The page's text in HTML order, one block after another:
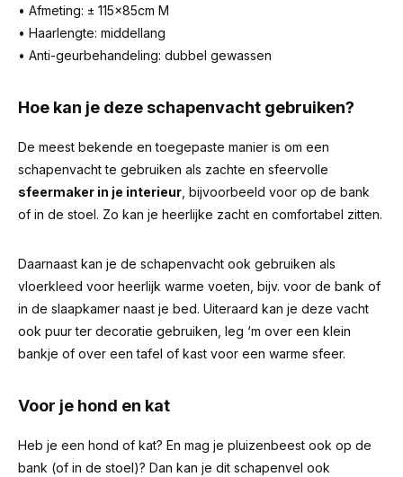
• Afmeting: ± 115x85cm M
• Haarlengte: middellang
• Anti-geurbehandeling: dubbel gewassen
Hoe kan je deze schapenvacht gebruiken?
De meest bekende en toegepaste manier is om een
schapenvacht te gebruiken als zachte en sfeervolle
sfeermaker in je interieur , bijvoorbeeld voor op de bank
of in de stoel. Zo kan je heerlijke zacht en comfortabel zitten.
Daarnaast kan je de schapenvacht ook gebruiken als
vloerkleed voor heerlijk warme voeten, bijv. voor de bank of
in de slaapkamer naast je bed. Uiteraard kan je deze vacht
ook puur ter decoratie gebruiken, leg ‘m over een klein
bankje of over een tafel of kast voor een warme sfeer.
Voor je hond en kat
Heb je een hond of kat? En mag je pluizenbeest ook op de
bank (of in de stoel)? Dan kan je dit schapenvel ook